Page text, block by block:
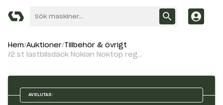
Hem Auktioner Tillbehör & övrigt
2 st lastbilsdäck Nokian Noktop regummering 275/70R22.5
AVSLUTAS: